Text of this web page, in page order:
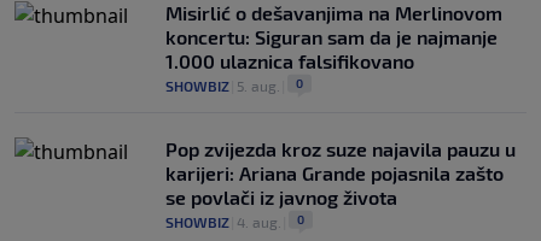
Misirlić o dešavanjima na Merlinovom
koncertu: Siguran sam da je najmanje
1.000 ulaznica falsifikovano
SHOWBIZ 5. aug. 0
Pop zvijezda kroz suze najavila pauzu u
karijeri: Ariana Grande pojasnila zašto
se povlači iz javnog života
SHOWBIZ 4. aug. 0